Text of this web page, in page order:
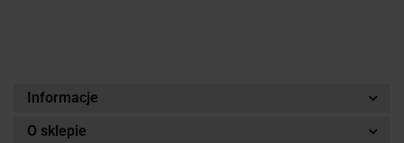
Informacje
O sklepie